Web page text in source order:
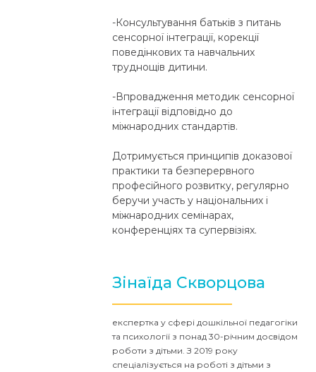
​-Консультування батьків з питань
сенсорної інтеграції, корекції
поведінкових та навчальних
труднощів дитини.
​-Впровадження методик сенсорної
інтеграції відповідно до
міжнародних стандартів.
​Дотримується принципів доказової
практики та безперервного
професійного розвитку, регулярно
беручи участь у національних і
міжнародних семінарах,
конференціях та супервізіях.
Зінаїда Скворцова
експертка у сфері дошкільної педагогіки
та психології з понад 30-річним досвідом
роботи з дітьми. З 2019 року
спеціалізується на роботі з дітьми з